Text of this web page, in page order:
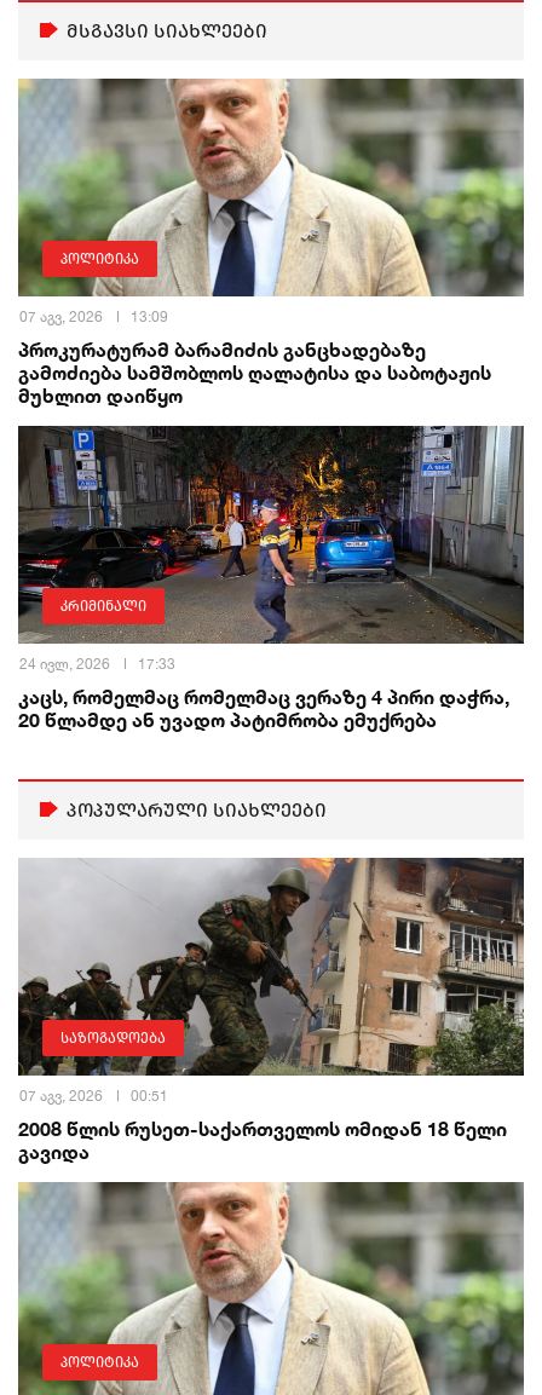
მსგავსი სიახლეები
პოლიტიკა
07 აგვ, 2026 13:09
პროკურატურამ ბარამიძის განცხადებაზე
გამოძიება სამშობლოს ღალატისა და საბოტაჟის
მუხლით დაიწყო
კრიმინალი
24 ივლ, 2026 17:33
კაცს, რომელმაც რომელმაც ვერაზე 4 პირი დაჭრა,
20 წლამდე ან უვადო პატიმრობა ემუქრება
პოპულარული სიახლეები
საზოგადოება
07 აგვ, 2026 00:51
2008 წლის რუსეთ-საქართველოს ომიდან 18 წელი
გავიდა
პოლიტიკა